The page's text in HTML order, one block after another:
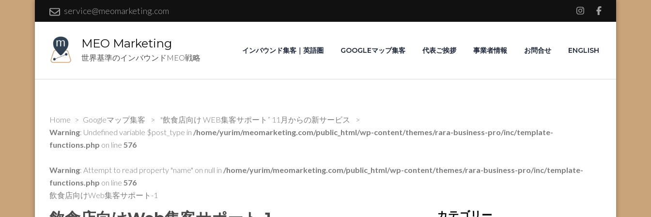
service@meomarketing.com
MEO Marketing
世界基準のインバウンドMEO戦略
インバウンド集客｜英語圏 GOOGLEマップ集客 代表ご挨拶 事業者情報 お問合せ ENGLISH
Home > Googleマップ集客 > "飲食店向け WEB集客サポート” 11月からの新サービス
>
Warning: Undefined variable $post_type in /home/yurim/meomarketing.com/public_html/wp-content/themes/rara-business-pro/inc/template-
functions.php on line 576
Warning: Attempt to read property "name" on null in /home/yurim/meomarketing.com/public_html/wp-content/themes/rara-business-pro/inc/template-
functions.php on line 576
飲食店向けWeb集客サポート-1